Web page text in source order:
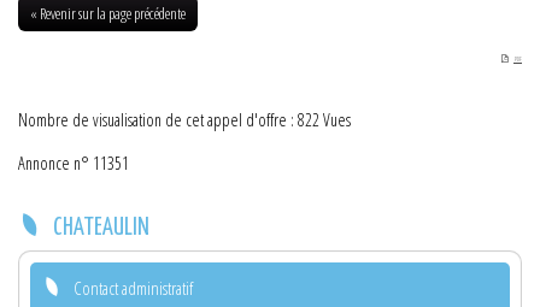
« Revenir sur la page précédente
PDF
Nombre de visualisation de cet appel d'offre : 822 Vues
Annonce n° 11351
CHATEAULIN
Contact administratif